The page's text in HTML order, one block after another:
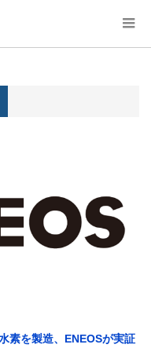
素を製造、ENEOSが実証